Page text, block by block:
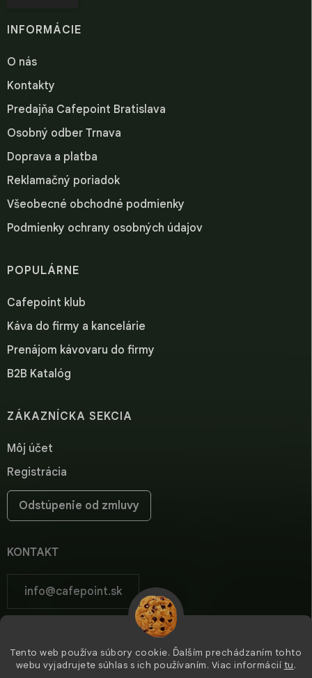
Tento web používa súbory cookie. Ďalším prechádzaním tohto
webu vyjadrujete súhlas s ich používaním. Viac informácií tu.
INFORMÁCIE
O nás
Kontakty
Predajňa Cafepoint Bratislava
Osobný odber Trnava
Doprava a platba
Reklamačný poriadok
Všeobecné obchodné podmienky
Podmienky ochrany osobných údajov
POPULÁRNE
Cafepoint klub
Káva do firmy a kancelárie
Prenájom kávovaru do firmy
B2B Katalóg
ZÁKAZNÍCKA SEKCIA
Môj účet
Registrácia
Odstúpenie od zmluvy
KONTAKT
info@cafepoint.sk
cafepoint_sk/